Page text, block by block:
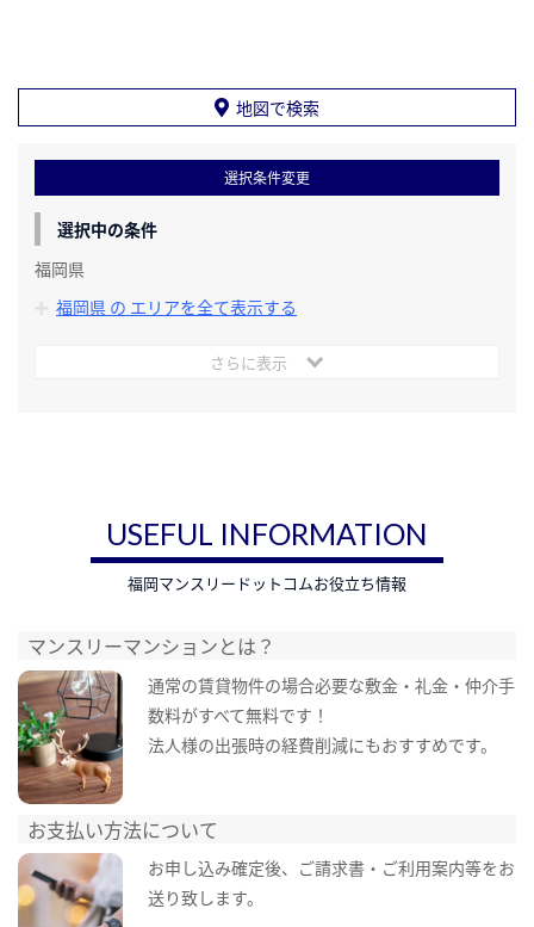
地図で検索
選択条件変更
選択中の条件
福岡県
福岡県 の エリアを全て表示する
さらに表示
USEFUL INFORMATION
福岡マンスリードットコムお役立ち情報
マンスリーマンションとは？
通常の賃貸物件の場合必要な敷金・礼金・仲介手
数料がすべて無料です！
法人様の出張時の経費削減にもおすすめです。
お支払い方法について
お申し込み確定後、ご請求書・ご利用案内等をお
送り致します。